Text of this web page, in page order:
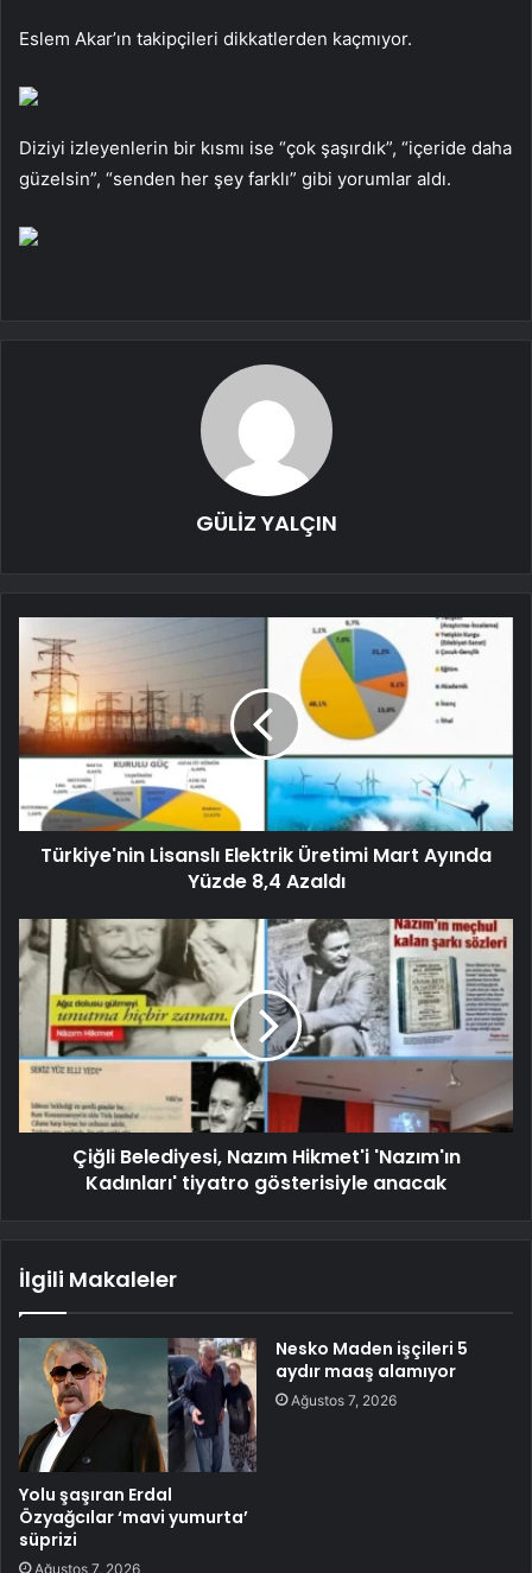
Eslem Akar’ın takipçileri dikkatlerden kaçmıyor.
Diziyi izleyenlerin bir kısmı ise “çok şaşırdık”, “içeride daha
güzelsin”, “senden her şey farklı” gibi yorumlar aldı.
GÜLİZ YALÇIN
Türkiye'nin Lisanslı Elektrik Üretimi Mart Ayında
Yüzde 8,4 Azaldı
Çiğli Belediyesi, Nazım Hikmet'i 'Nazım'ın
Kadınları' tiyatro gösterisiyle anacak
İlgili Makaleler
Yolu şaşıran Erdal
Özyağcılar ‘mavi yumurta’
süprizi
Ağustos 7, 2026
Nesko Maden işçileri 5
aydır maaş alamıyor
Ağustos 7, 2026